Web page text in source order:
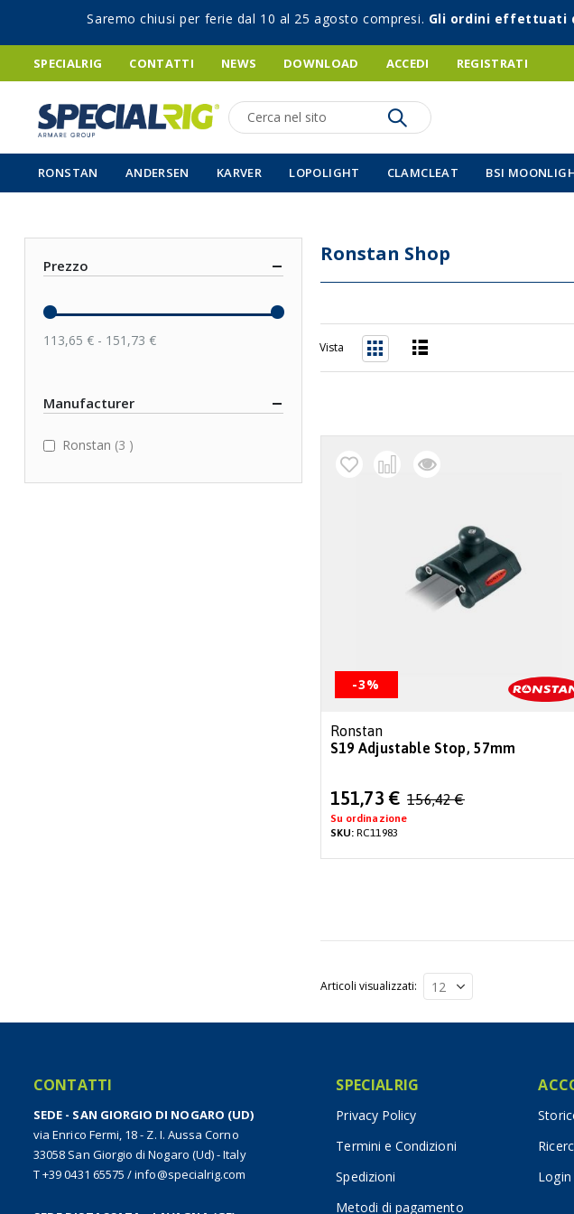
Saremo chiusi per ferie dal 10 al 25 agosto compresi. Gli ordini effettuati
SPECIALRIG CONTATTI NEWS DOWNLOAD ACCEDI REGISTRATI
Ricerca
RONSTAN ANDERSEN KARVER LOPOLIGHT CLAMCLEAT BSI
Ronstan Shop
Vista
-3%
Ronstan
S19 Adjustable Stop, 57mm
Special
Price
151,73 € 156,42 €
Su ordinazione
SKU:RC11983
Articoli visualizzati
Prezzo
113,65 € - 151,73 €
Manufacturer
Ronstan 3 items
CONTATTI
SEDE - SAN GIORGIO DI NOGARO (UD)
via Enrico Fermi, 18 - Z. I. Aussa Corno
33058 San Giorgio di Nogaro (Ud) - Italy
T +39 0431 65575 /info@specialrig.com
SPECIALRIG
Privacy Policy
Termini e Condizioni
Spedizioni
Metodi di pagamento
Login